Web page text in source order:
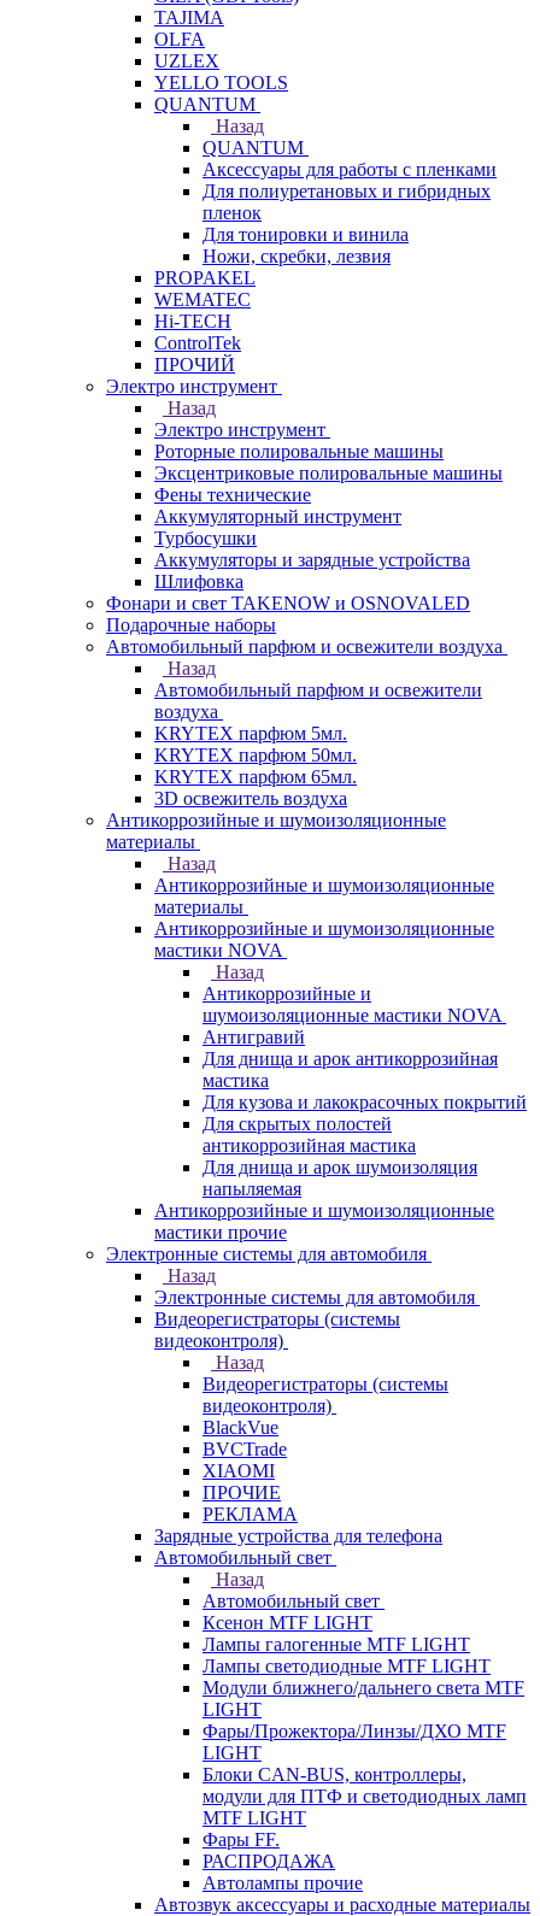
TAJIMA
OLFA
UZLEX
YELLO TOOLS
QUANTUM
Назад
QUANTUM
Аксессуары для работы с пленками
Для полиуретановых и гибридных
пленок
Для тонировки и винила
Ножи, скребки, лезвия
PROPAKEL
WEMATEC
Hi-TECH
ControlTek
ПРОЧИЙ
Электро инструмент
Назад
Электро инструмент
Роторные полировальные машины
Эксцентриковые полировальные машины
Фены технические
Аккумуляторный инструмент
Турбосушки
Аккумуляторы и зарядные устройства
Шлифовка
Фонари и свет TAKENOW и OSNOVALED
Подарочные наборы
Автомобильный парфюм и освежители воздуха
Назад
Автомобильный парфюм и освежители
воздуха
KRYTEX парфюм 5мл.
KRYTEX парфюм 50мл.
KRYTEX парфюм 65мл.
3D освежитель воздуха
Антикоррозийные и шумоизоляционные
материалы
Назад
Антикоррозийные и шумоизоляционные
материалы
Антикоррозийные и шумоизоляционные
мастики NOVA
Назад
Антикоррозийные и
шумоизоляционные мастики NOVA
Антигравий
Для днища и арок антикоррозийная
мастика
Для кузова и лакокрасочных покрытий
Для скрытых полостей
антикоррозийная мастика
Для днища и арок шумоизоляция
напыляемая
Антикоррозийные и шумоизоляционные
мастики прочие
Электронные системы для автомобиля
Назад
Электронные системы для автомобиля
Видеорегистраторы (системы
видеоконтроля)
Назад
Видеорегистраторы (системы
видеоконтроля)
BlackVue
BVCTrade
XIAOMI
ПРОЧИЕ
РЕКЛАМА
Зарядные устройства для телефона
Автомобильный свет
Назад
Автомобильный свет
Ксенон MTF LIGHT
Лампы галогенные MTF LIGHT
Лампы светодиодные MTF LIGHT
Модули ближнего/дальнего света MTF
LIGHT
Фары/Прожектора/Линзы/ДХО MTF
LIGHT
Блоки CAN-BUS, контроллеры,
модули для ПТФ и светодиодных ламп
MTF LIGHT
Фары FF.
РАСПРОДАЖА
Автолампы прочие
Автозвук аксессуары и расходные материалы